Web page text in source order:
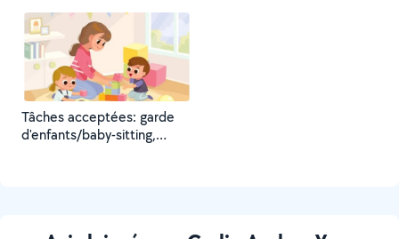
Tâches acceptées: garde
d'enfants/baby-sitting,